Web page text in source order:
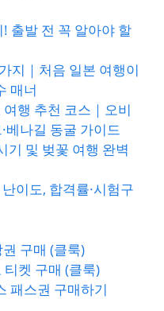
출발 전 꼭 알아야 할
지｜처음 일본 여행이
매너
행 추천 코스｜오비
베나길 동굴 가이드
기 및 벚꽃 여행 완벽
이도, 합격률·시험구
구매 (클룩)
티켓 구매 (클룩)
패스권 구매하기